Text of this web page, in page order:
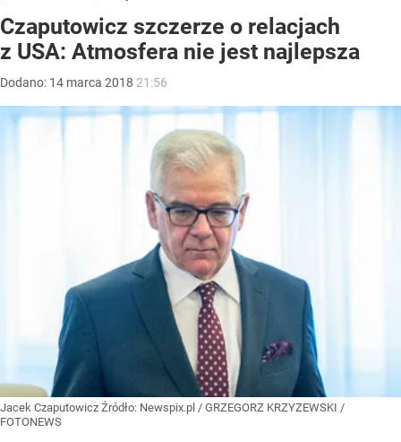
Czaputowicz szczerze o relacjach
z USA: Atmosfera nie jest najlepsza
Dodano: 14 marca 2018 21:56
Jacek Czaputowicz Źródło: Newspix.pl / GRZEGORZ KRZYZEWSKI /
FOTONEWS